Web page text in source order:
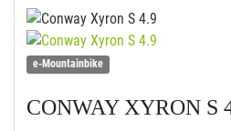
e-Mountainbike
CONWAYXYRON S